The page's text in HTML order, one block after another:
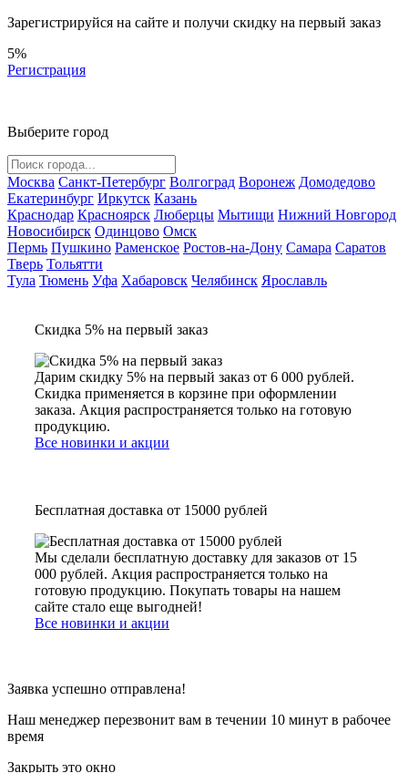
Зарегистрируйся на сайте и получи скидку на первый заказ
5%
Регистрация
Выберите город
Москва Санкт-Петербург Волгоград Воронеж Домодедово
Екатеринбург Иркутск Казань
Краснодар Красноярск Люберцы Мытищи Нижний Новгород
Новосибирск Одинцово Омск
Пермь Пушкино Раменское Ростов-на-Дону Самара Саратов
Тверь Тольятти
Тула Тюмень Уфа Хабаровск Челябинск Ярославль
Скидка 5% на первый заказ
Дарим скидку 5% на первый заказ от 6 000 рублей.
Скидка применяется в корзине при оформлении
заказа. Акция распространяется только на готовую
продукцию.
Все новинки и акции
Бесплатная доставка от 15000 рублей
Мы сделали бесплатную доставку для заказов от 15
000 рублей. Акция распространяется только на
готовую продукцию. Покупать товары на нашем
сайте стало еще выгодней!
Все новинки и акции
Заявка успешно отправлена!
Наш менеджер перезвонит вам в течении 10 минут в рабочее
время
Закрыть это окно